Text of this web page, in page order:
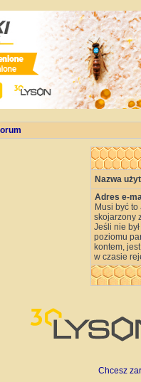
Nazwa
Adres e-
Musi być to
skojarzony
Jeśli nie
poziomu
kontem,
w czasie
Chcesz